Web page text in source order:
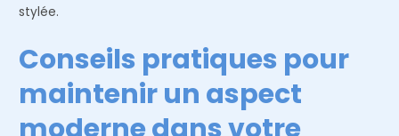
stylée.
Conseils pratiques pour
maintenir un aspect